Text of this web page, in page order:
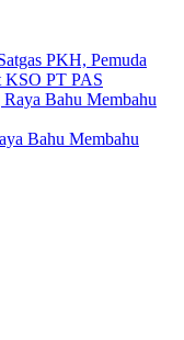
PKH, Pemuda
KSO PT PAS
Bahu Membahu